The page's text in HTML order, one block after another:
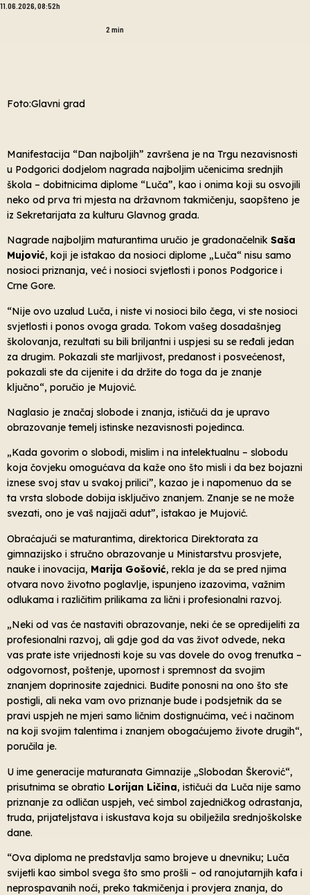
11.06.2026, 08:52h
2 min
Foto:Glavni grad
Manifestacija “Dan najboljih” završena je na Trgu nezavisnosti
u Podgorici dodjelom nagrada najboljim učenicima srednjih
škola – dobitnicima diplome “Luča”, kao i onima koji su osvojili
neko od prva tri mjesta na državnom takmičenju, saopšteno je
iz Sekretarijata za kulturu Glavnog grada.
Nagrade najboljim maturantima uručio je gradonačelnik Saša
Mujović, koji je istakao da nosioci diplome „Luča“ nisu samo
nosioci priznanja, već i nosioci svjetlosti i ponos Podgorice i
Crne Gore.
“Nije ovo uzalud Luča, i niste vi nosioci bilo čega, vi ste nosioci
svjetlosti i ponos ovoga grada. Tokom vašeg dosadašnjeg
školovanja, rezultati su bili briljantni i uspjesi su se ređali jedan
za drugim. Pokazali ste marljivost, predanost i posvećenost,
pokazali ste da cijenite i da držite do toga da je znanje
ključno“, poručio je Mujović.
Naglasio je značaj slobode i znanja, ističući da je upravo
obrazovanje temelj istinske nezavisnosti pojedinca.
„Kada govorim o slobodi, mislim i na intelektualnu – slobodu
koja čovjeku omogućava da kaže ono što misli i da bez bojazni
iznese svoj stav u svakoj prilici”, kazao je i napomenuo da se
ta vrsta slobode dobija isključivo znanjem. Znanje se ne može
svezati, ono je vaš najjači adut”, istakao je Mujović.
Obraćajući se maturantima, direktorica Direktorata za
gimnazijsko i stručno obrazovanje u Ministarstvu prosvjete,
nauke i inovacija, Marija Gošović, rekla je da se pred njima
otvara novo životno poglavlje, ispunjeno izazovima, važnim
odlukama i različitim prilikama za lični i profesionalni razvoj.
„Neki od vas će nastaviti obrazovanje, neki će se opredijeliti za
profesionalni razvoj, ali gdje god da vas život odvede, neka
vas prate iste vrijednosti koje su vas dovele do ovog trenutka –
odgovornost, poštenje, upornost i spremnost da svojim
znanjem doprinosite zajednici. Budite ponosni na ono što ste
postigli, ali neka vam ovo priznanje bude i podsjetnik da se
pravi uspjeh ne mjeri samo ličnim dostignućima, već i načinom
na koji svojim talentima i znanjem obogaćujemo živote drugih“,
poručila je.
U ime generacije maturanata Gimnazije „Slobodan Škerović“,
prisutnima se obratio Lorijan Ličina, ističući da Luča nije samo
priznanje za odličan uspjeh, već simbol zajedničkog odrastanja,
truda, prijateljstava i iskustava koja su obilježila srednjoškolske
dane.
“Ova diploma ne predstavlja samo brojeve u dnevniku; Luča
svijetli kao simbol svega što smo prošli – od ranojutarnjih kafa i
neprospavanih noći, preko takmičenja i provjera znanja, do